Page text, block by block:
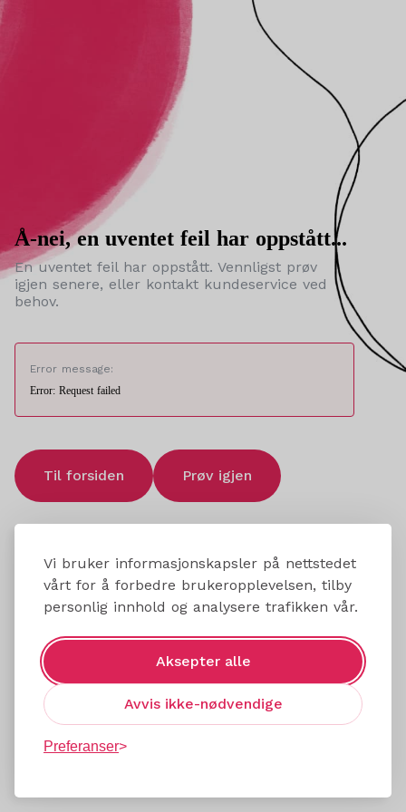
Vi bruker informasjonskapsler på nettstedet
vårt for å forbedre brukeropplevelsen, tilby
personlig innhold og analysere trafikken vår.
Aksepter alle
Avvis ikke-nødvendige
Preferanser
Å-nei, en uventet feil har oppstått...
En uventet feil har oppstått. Vennligst prøv
igjen senere, eller kontakt kundeservice ved
behov.
Error message:
Error: Request failed
Til forsiden Prøv igjen